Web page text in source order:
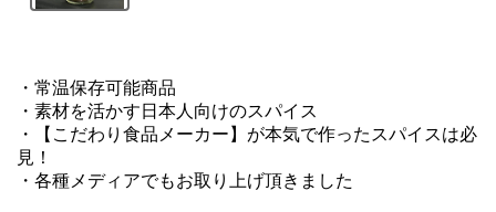
・常温保存可能商品
・素材を活かす日本人向けのスパイス
・【こだわり食品メーカー】が本気で作ったスパイスは必
見！
・各種メディアでもお取り上げ頂きました